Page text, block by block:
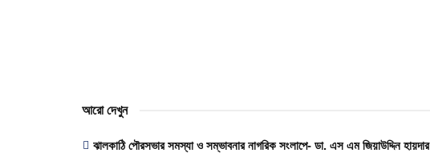
আরো দেখুন
ঝালকাঠি পৌরসভার সমস্যা ও সম্ভাবনার নাগরিক সংলাপে- ডা. এস এম জিয়াউদ্দিন হায়দার